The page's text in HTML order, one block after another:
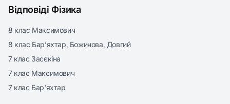
Відповіді Фізика
8 клас Максимович
8 клас Бар’яхтар, Божинова, Довгий
7 клас Засєкіна
7 клас Максимович
7 клас Бар'яхтар